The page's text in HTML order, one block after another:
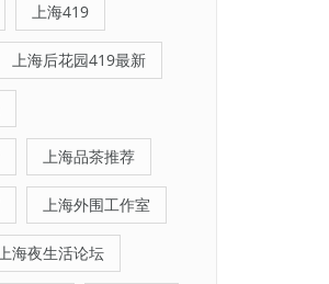
上海419
上海后花园419最新
上海品茶推荐
上海外围工作室
海夜生活论坛